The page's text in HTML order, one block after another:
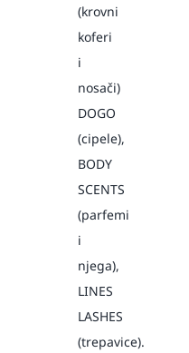
(krovni
koferi
i
nosači)
DOGO
(cipele),
BODY
SCENTS
(parfemi
i
njega),
LINES
LASHES
(trepavice).